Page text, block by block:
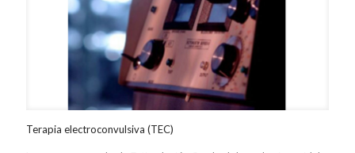
Terapia electroconvulsiva (TEC)